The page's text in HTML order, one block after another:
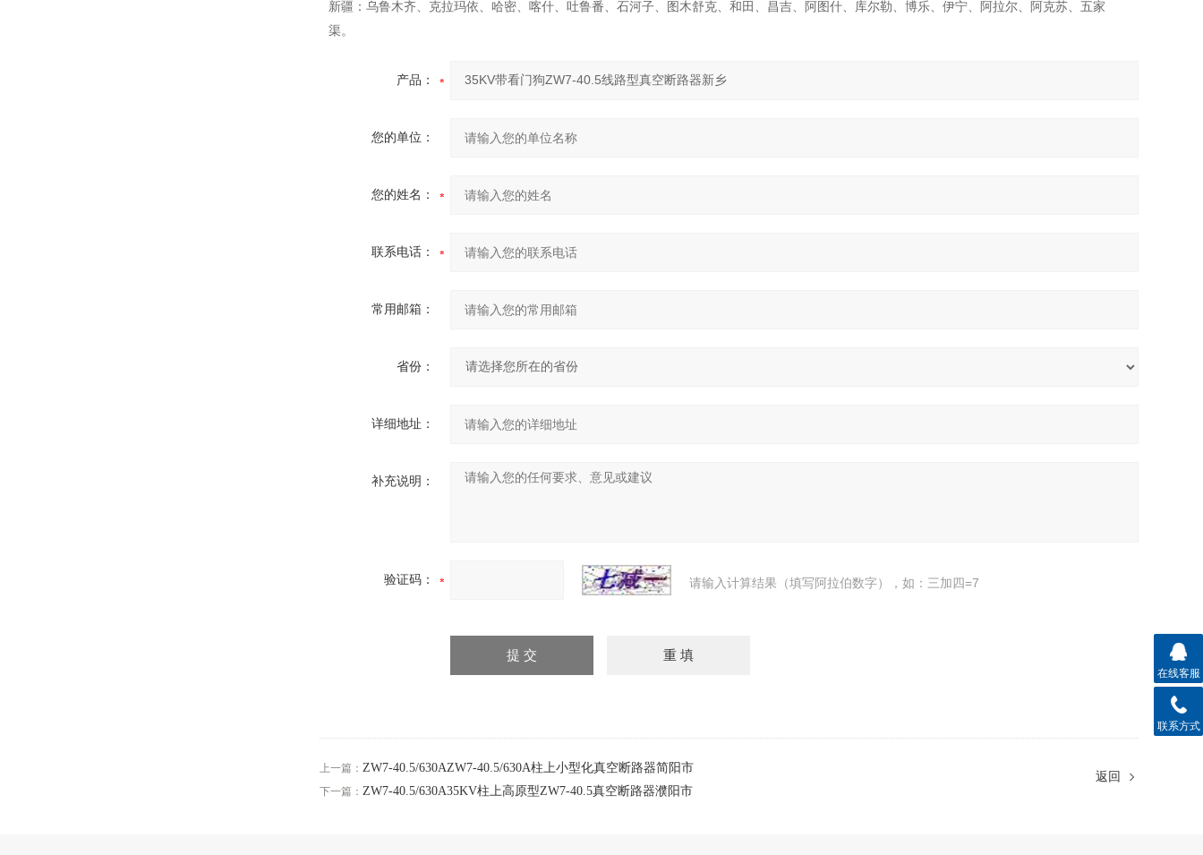
新疆：乌鲁木齐、克拉玛依、哈密、喀什、吐鲁番、石河子、图木舒克、和田、昌吉、阿图什、库尔勒、博乐、伊宁、阿拉尔、阿克苏、五家
渠。
产品：
您的单位：
您的姓名：
联系电话：
常用邮箱：
省份：
详细地址：
补充说明：
验证码： 请输入计算结果（填写阿拉伯数字），如：三加四=7
上一篇： ZW7-40.5/630AZW7-40.5/630A柱上小型化真空断路器简阳市
下一篇： ZW7-40.5/630A35KV柱上高原型ZW7-40.5真空断路器濮阳市
返回
在线客服
联系方式